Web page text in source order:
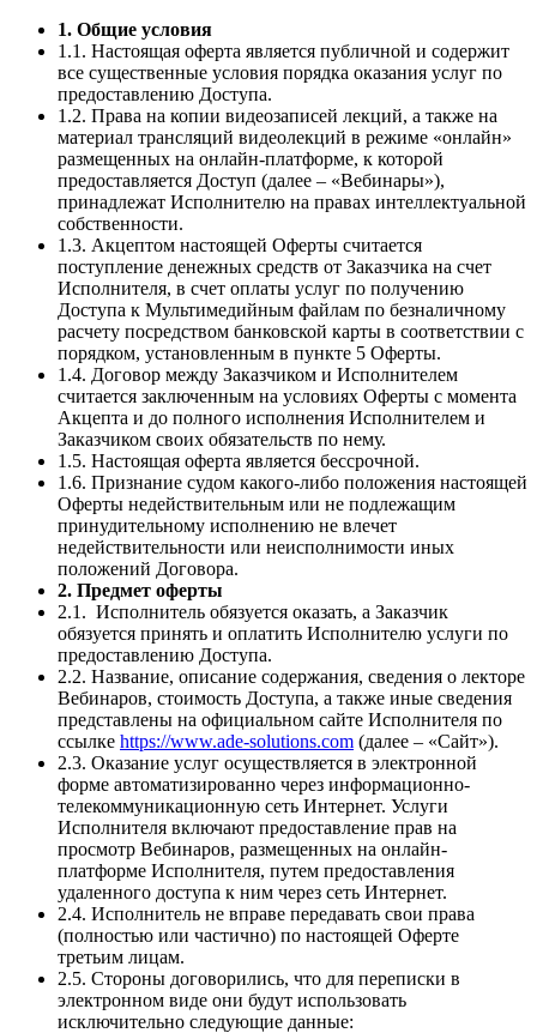
1. Общие условия
1.1. Настоящая оферта является публичной и содержит
все существенные условия порядка оказания услуг по
предоставлению Доступа.
1.2. Права на копии видеозаписей лекций, а также на
материал трансляций видеолекций в режиме «онлайн»
размещенных на онлайн-платформе, к которой
предоставляется Доступ (далее – «Вебинары»),
принадлежат Исполнителю на правах интеллектуальной
собственности.
1.3. Акцептом настоящей Оферты считается
поступление денежных средств от Заказчика на счет
Исполнителя, в счет оплаты услуг по получению
Доступа к Мультимедийным файлам по безналичному
расчету посредством банковской карты в соответствии с
порядком, установленным в пункте 5 Оферты.
1.4. Договор между Заказчиком и Исполнителем
считается заключенным на условиях Оферты с момента
Акцепта и до полного исполнения Исполнителем и
Заказчиком своих обязательств по нему.
1.5. Настоящая оферта является бессрочной.
1.6. Признание судом какого-либо положения настоящей
Оферты недействительным или не подлежащим
принудительному исполнению не влечет
недействительности или неисполнимости иных
положений Договора.
2. Предмет оферты
2.1. Исполнитель обязуется оказать, а Заказчик
обязуется принять и оплатить Исполнителю услуги по
предоставлению Доступа.
2.2. Название, описание содержания, сведения о лекторе
Вебинаров, стоимость Доступа, а также иные сведения
представлены на официальном сайте Исполнителя по
ссылке https://www.ade-solutions.com (далее – «Сайт»).
2.3. Оказание услуг осуществляется в электронной
форме автоматизированно через информационно-
телекоммуникационную сеть Интернет. Услуги
Исполнителя включают предоставление прав на
просмотр Вебинаров, размещенных на онлайн-
платформе Исполнителя, путем предоставления
удаленного доступа к ним через сеть Интернет.
2.4. Исполнитель не вправе передавать свои права
(полностью или частично) по настоящей Оферте
третьим лицам.
2.5. Стороны договорились, что для переписки в
электронном виде они будут использовать
исключительно следующие данные: